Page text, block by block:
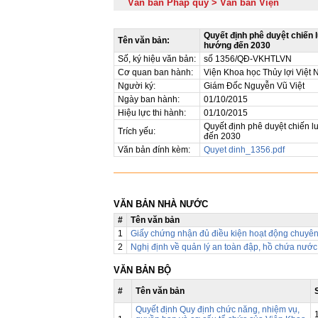
Văn bản Pháp quy > Văn bản Viện
Tên văn bản:
Quyết định phê duyệt chiến
hướng đến 2030
Số, ký hiệu văn bản:
số 1356/QĐ-VKHTLVN
Cơ quan ban hành:
Viện Khoa học Thủy lợi Việt
Người ký:
Giám Đốc Nguyễn Vũ Việt
Ngày ban hành:
01/10/2015
Hiệu lực thi hành:
01/10/2015
Trích yếu:
Quyết định phê duyệt chiến
đến 2030
Văn bản đính kèm:
Quyet dinh_1356.pdf
VĂN BẢN NHÀ NƯỚC
# Tên văn bản
1
Giấy chứng nhận đủ điều kiện hoạt động
2
Nghị định về quản lý an toàn đập, hồ chứa nước
VĂN BẢN BỘ
# Tên văn bản
Quyết định Quy định chức năng, nhiệm vụ,